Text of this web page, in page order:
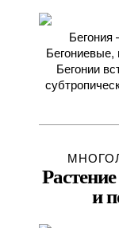
Бегония
Бегонии
и